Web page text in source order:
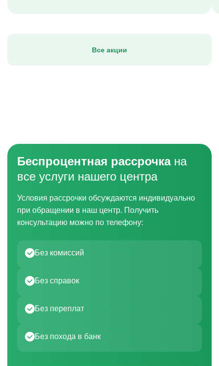
Все акции
Беспроцентная рассрочкана
все услуги нашего центра
Условия рассрочки обсуждаются индивидуально
при обращении в наш центр. Получить
консультацию можно по телефону:
Без комиссий
Без справок
Без переплат
Без похода в банк